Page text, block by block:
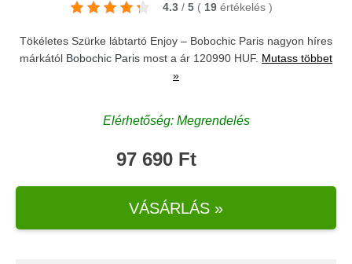
4.3 / 5 ( 19 értékelés )
Tökéletes Szürke lábtartó Enjoy – Bobochic Paris nagyon híres
márkától Bobochic Paris most a ár 120990 HUF. Mutass többet
»
Elérhetőség: Megrendelés
97 690 Ft
VÁSÁRLÁS »